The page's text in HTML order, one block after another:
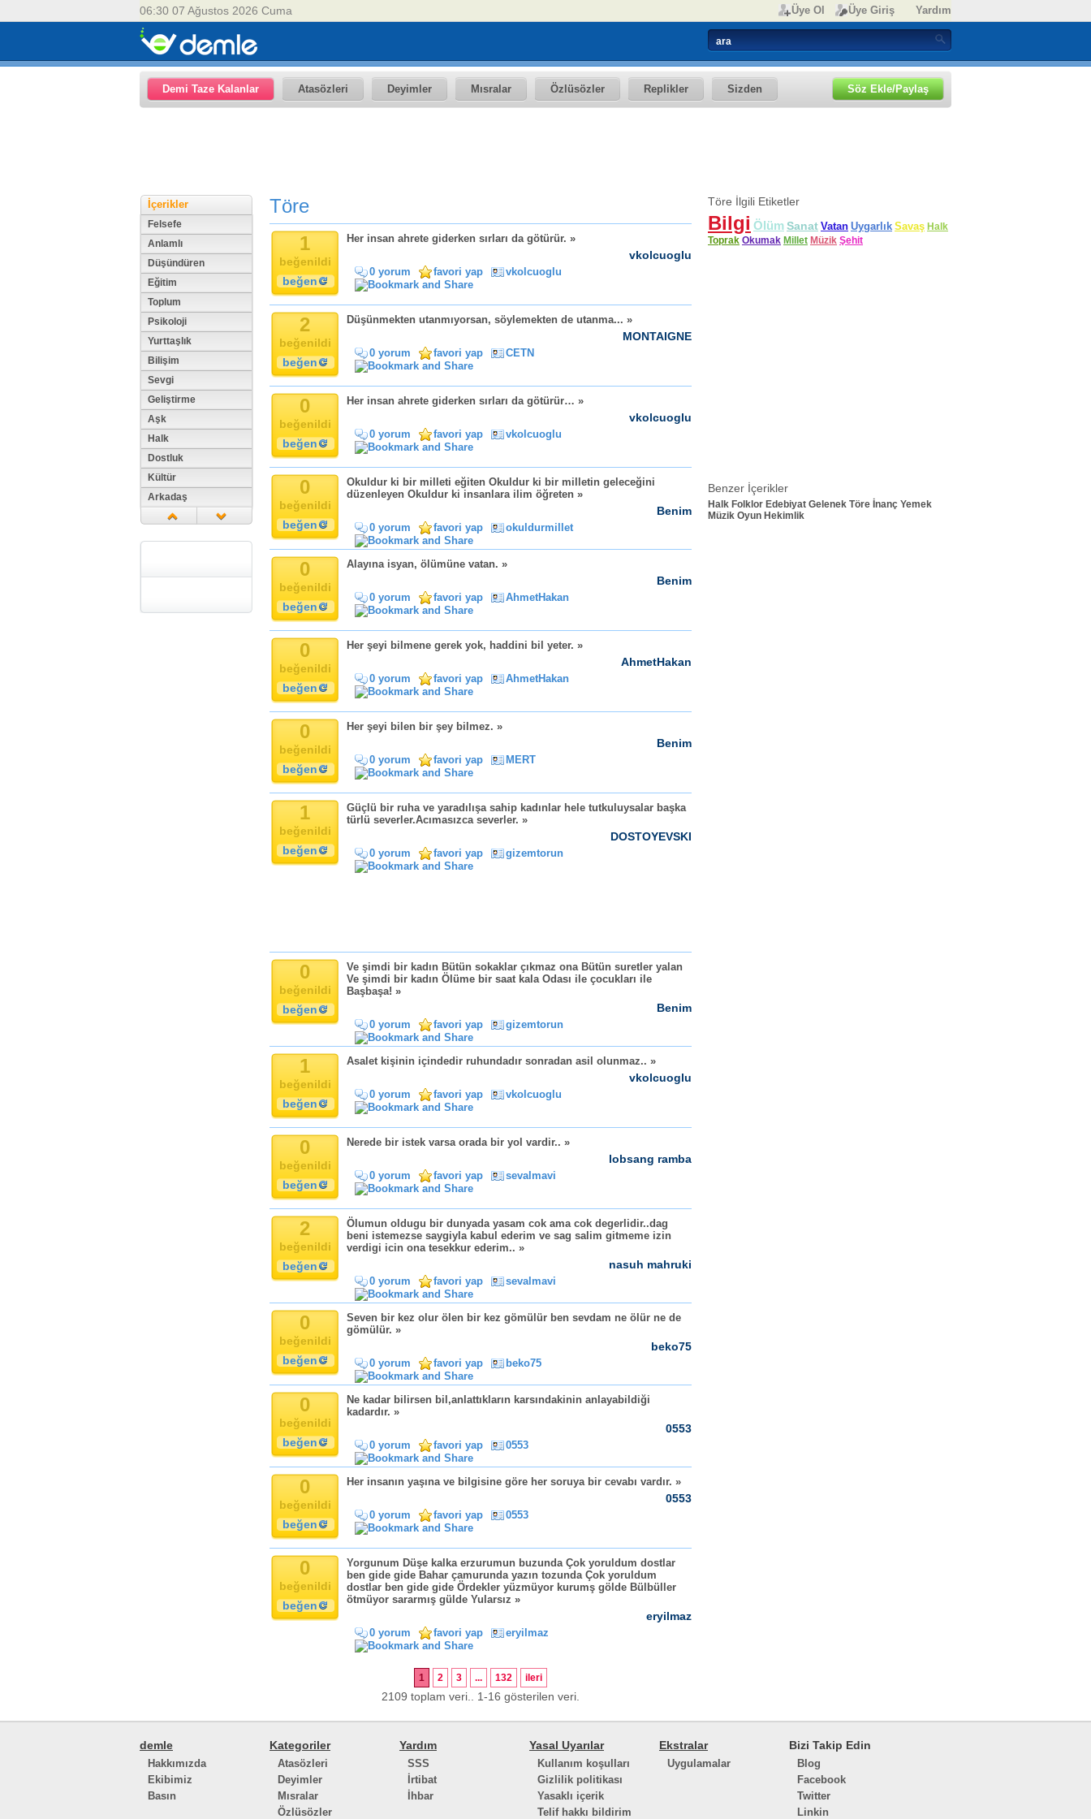
06:30 07 Ağustos 2026 Cuma Üye Ol Üye Giriş Yardım
Demi Taze Kalanlar Atasözleri Deyimler Mısralar Özlüsözler Replikler Sizden Söz Ekle/Paylaş
İçerikler
Felsefe
Anlamlı
Düşündüren
Eğitim
Toplum
Psikoloji
Yurttaşlık
Bilişim
Sevgi
Geliştirme
Aşk
Halk
Dostluk
Kültür
Arkadaş
Din
Zaman
Töre
1
beğenildi
beğen
Her insan ahrete giderken sırları da götürür. »
vkolcuoglu
0 yorum favori yap vkolcuoglu
2
beğenildi
beğen
Düşünmekten utanmıyorsan, söylemekten de utanma... »
MONTAIGNE
0 yorum favori yap CETN
0
beğenildi
beğen
Her insan ahrete giderken sırları da götürür… »
vkolcuoglu
0 yorum favori yap vkolcuoglu
0
beğenildi
beğen
Okuldur ki bir milleti eğiten Okuldur ki bir milletin geleceğini
düzenleyen Okuldur ki insanlara ilim öğreten »
Benim
0 yorum favori yap okuldurmillet
0
beğenildi
beğen
Alayına isyan, ölümüne vatan. »
Benim
0 yorum favori yap AhmetHakan
0
beğenildi
beğen
Her şeyi bilmene gerek yok, haddini bil yeter. »
AhmetHakan
0 yorum favori yap AhmetHakan
0
beğenildi
beğen
Her şeyi bilen bir şey bilmez. »
Benim
0 yorum favori yap MERT
1
beğenildi
beğen
Güçlü bir ruha ve yaradılışa sahip kadınlar hele tutkuluysalar başka
türlü severler.Acımasızca severler. »
DOSTOYEVSKI
0 yorum favori yap gizemtorun
0
beğenildi
beğen
Ve şimdi bir kadın Bütün sokaklar çıkmaz ona Bütün suretler yalan
Ve şimdi bir kadın Ölüme bir saat kala Odası ile çocukları ile
Başbaşa! »
Benim
0 yorum favori yap gizemtorun
1
beğenildi
beğen
Asalet kişinin içindedir ruhundadır sonradan asil olunmaz.. »
vkolcuoglu
0 yorum favori yap vkolcuoglu
0
beğenildi
beğen
Nerede bir istek varsa orada bir yol vardir.. »
lobsang ramba
0 yorum favori yap sevalmavi
2
beğenildi
beğen
Ölumun oldugu bir dunyada yasam cok ama cok degerlidir..dag
beni istemezse saygiyla kabul ederim ve sag salim gitmeme izin
verdigi icin ona tesekkur ederim.. »
nasuh mahruki
0 yorum favori yap sevalmavi
0
beğenildi
beğen
Seven bir kez olur ölen bir kez gömülür ben sevdam ne ölür ne de
gömülür. »
beko75
0 yorum favori yap beko75
0
beğenildi
beğen
Ne kadar bilirsen bil,anlattıkların karsındakinin anlayabildiği
kadardır. »
0553
0 yorum favori yap 0553
0
beğenildi
beğen
Her insanın yaşına ve bilgisine göre her soruya bir cevabı vardır. »
0553
0 yorum favori yap 0553
0
beğenildi
beğen
Yorgunum Düşe kalka erzurumun buzunda Çok yoruldum dostlar
ben gide gide Bahar çamurunda yazın tozunda Çok yoruldum
dostlar ben gide gide Ördekler yüzmüyor kurumş gölde Bülbüller
ötmüyor sararmış gülde Yularsız »
eryilmaz
0 yorum favori yap eryilmaz
1 2 3 ... 132 ileri
2109 toplam veri.. 1-16 gösterilen veri.
Töre İlgili Etiketler
Bilgi Ölüm Sanat Vatan Uygarlık Savaş Halk
Toprak Okumak Millet Müzik Şehit
Benzer İçerikler
Halk Folklor Edebiyat Gelenek Töre İnanç Yemek
Müzik Oyun Hekimlik
demle
Hakkımızda
Ekibimiz
Basın
Kategoriler
Atasözleri
Deyimler
Mısralar
Özlüsözler
Yardım
SSS
İrtibat
İhbar
Yasal Uyarılar
Kullanım koşulları
Gizlilik politikası
Yasaklı içerik
Telif hakkı bildirim
Ekstralar
Uygulamalar
Bizi Takip Edin
Blog
Facebook
Twitter
Linkin